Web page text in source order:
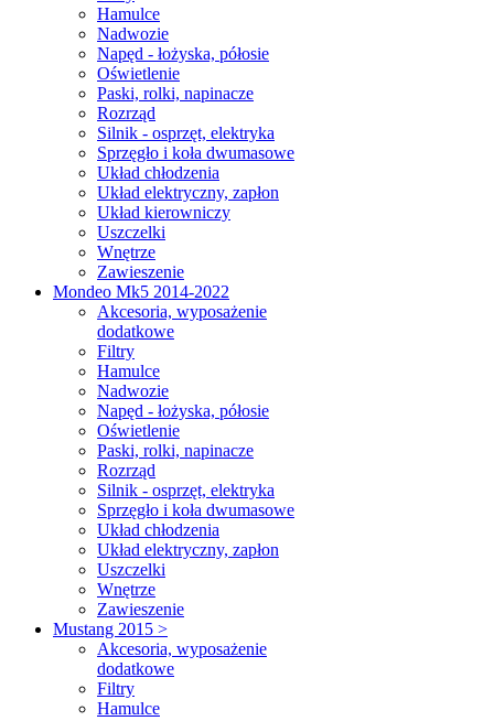
Hamulce
Nadwozie
Napęd - łożyska, półosie
Oświetlenie
Paski, rolki, napinacze
Rozrząd
Silnik - osprzęt, elektryka
Sprzęgło i koła dwumasowe
Układ chłodzenia
Układ elektryczny, zapłon
Układ kierowniczy
Uszczelki
Wnętrze
Zawieszenie
Mondeo Mk5 2014-2022
Akcesoria, wyposażenie
dodatkowe
Filtry
Hamulce
Nadwozie
Napęd - łożyska, półosie
Oświetlenie
Paski, rolki, napinacze
Rozrząd
Silnik - osprzęt, elektryka
Sprzęgło i koła dwumasowe
Układ chłodzenia
Układ elektryczny, zapłon
Uszczelki
Wnętrze
Zawieszenie
Mustang 2015 >
Akcesoria, wyposażenie
dodatkowe
Filtry
Hamulce